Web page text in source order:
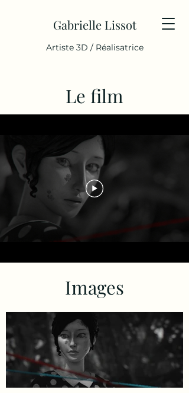
Gabrielle Lissot
Artiste 3D / Réalisatrice
Le film
Images